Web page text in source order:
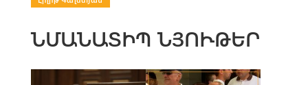
ՆՄԱՆԱՏԻՊ ՆՅՈՒԹԵՐ